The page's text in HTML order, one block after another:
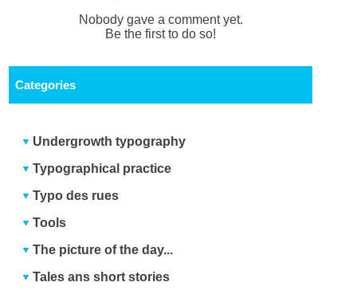
Nobody gave a comment yet.
Be the first to do so!
Categories
Undergrowth typography
Typographical practice
Typo des rues
Tools
The picture of the day...
Tales ans short stories